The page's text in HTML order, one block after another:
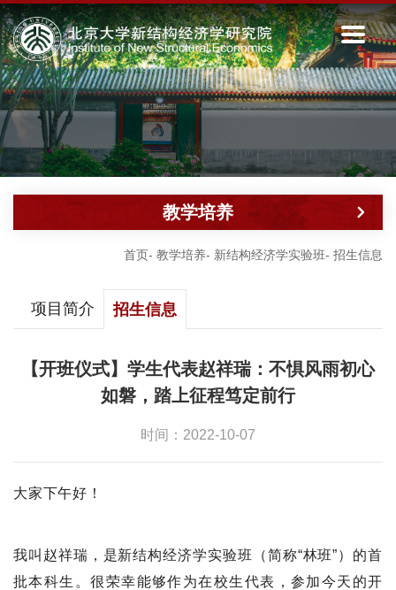
首页- 教学培养- 新结构经济学实验班- 招生信息
教学培养
项目简介 招生信息
【开班仪式】学生代表赵祥瑞：不惧风雨初心
如磐，踏上征程笃定前行
时间：2022-10-07
大家下午好！
我叫赵祥瑞，是新结构经济学实验班（简称“林班”）的首
批本科生。很荣幸能够作为在校生代表，参加今天的开